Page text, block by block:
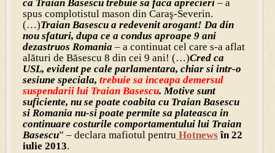
ca Traian Basescu trebuie sa faca aprecieri – a
spus complotistul mason din Caraş-Severin.
(…)Traian Basescu a redevenit arogant! Da din
nou sfaturi, dupa ce a condus aproape 9 ani
dezastruos Romania – a continuat cel care s-a aflat
alături de Băsescu 8 din cei 9 ani! (…)Cred ca
USL, evident pe cale parlamentara, chiar si intr-o
sesiune speciala, trebuie sa inceapa demersul
suspendarii lui Traian Basescu. Motive sunt
suficiente, nu se poate coabita cu Traian Basescu
si Romania nu-si poate permite sa plateasca in
continuare costurile comportamentului lui Traian
Basescu” – declara mafiotul pentru Hotnewsîn 22
iulie 2013.